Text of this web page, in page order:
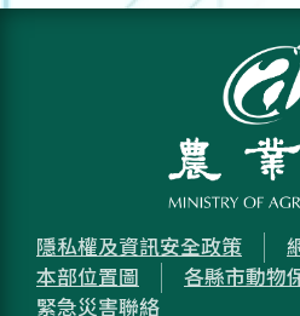
隱私權及資訊安全政策
本部位置圖
各縣市動物
緊急災害聯絡